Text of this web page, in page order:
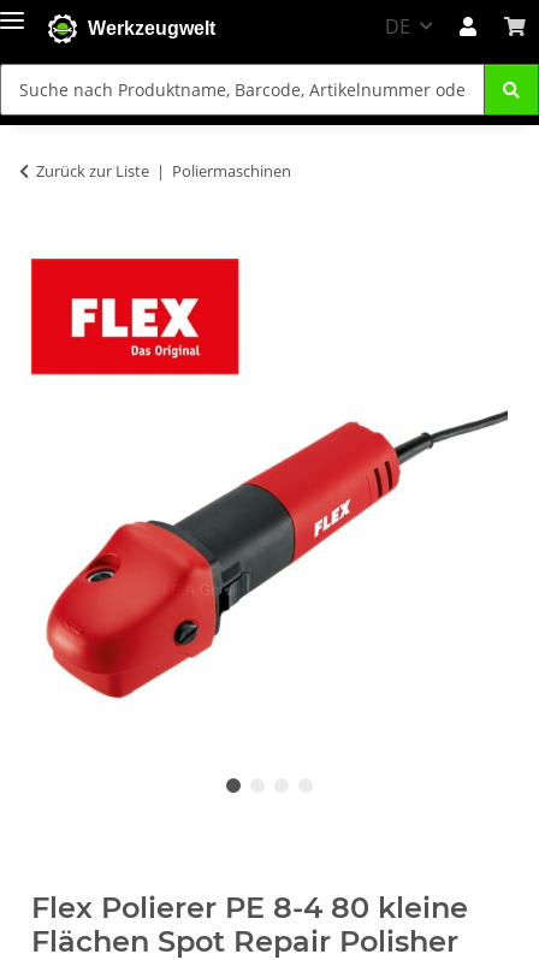
Werkzeugwelt DE
Zurück zur Liste Poliermaschinen
Flex Polierer PE 8-4 80 kleine
Flächen Spot Repair Polisher